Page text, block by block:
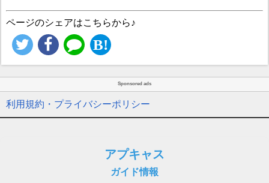
ページのシェアはこちらから♪
Sponsored ads
利用規約・プライバシーポリシー
アプキャス
ガイド情報